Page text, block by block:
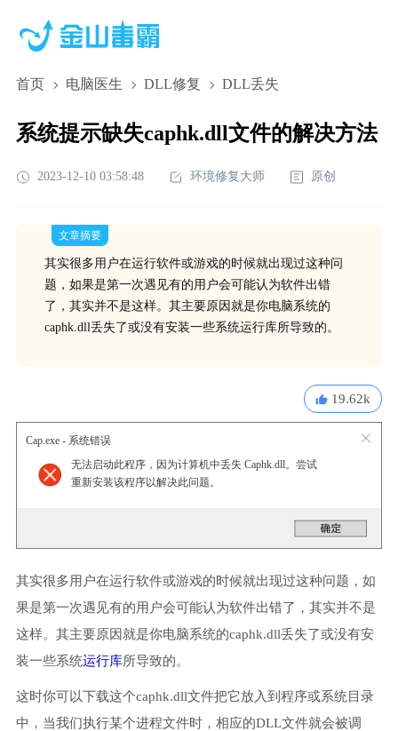
首页 电脑医生 DLL修复 DLL丢失
系统提示缺失caphk.dll文件的解决方法
2023-12-10 03:58:48 环境修复大师 原创
文章摘要
其实很多用户在运行软件或游戏的时候就出现过这种问
题，如果是第一次遇见有的用户会可能认为软件出错
了，其实并不是这样。其主要原因就是你电脑系统的
caphk.dll丢失了或没有安装一些系统运行库所导致的。
19.62k
Cap.exe - 系统错误
无法启动此程序，因为计算机中丢失 Caphk.dll。尝试
重新安装该程序以解决此问题。
其实很多用户在运行软件或游戏的时候就出现过这种问题，如
果是第一次遇见有的用户会可能认为软件出错了，其实并不是
这样。其主要原因就是你电脑系统的caphk.dll丢失了或没有安
装一些系统运行库所导致的。
这时你可以下载这个caphk.dll文件把它放入到程序或系统目录
中，当我们执行某个进程文件时，相应的DLL文件就会被调